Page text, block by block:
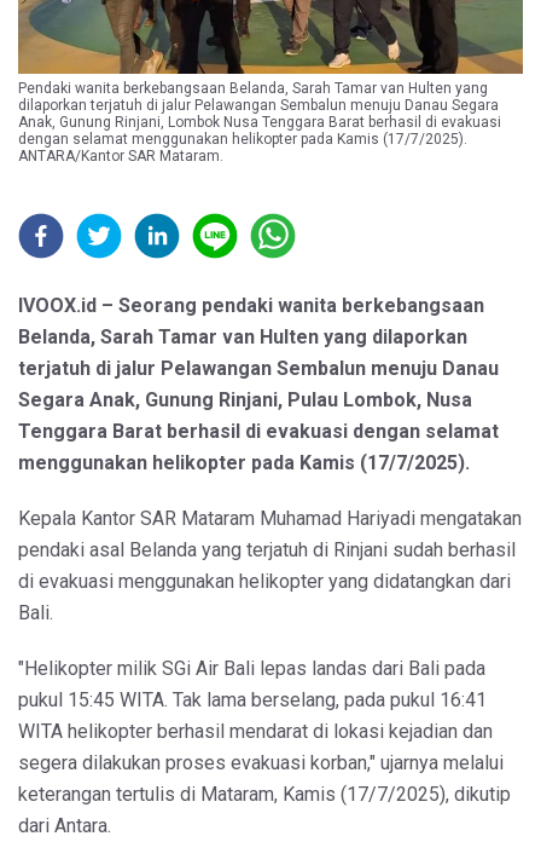
Pendaki wanita berkebangsaan Belanda, Sarah Tamar van Hulten yang
dilaporkan terjatuh di jalur Pelawangan Sembalun menuju Danau Segara
Anak, Gunung Rinjani, Lombok Nusa Tenggara Barat berhasil di evakuasi
dengan selamat menggunakan helikopter pada Kamis (17/7/2025).
ANTARA/Kantor SAR Mataram.
IVOOX.id – Seorang pendaki wanita berkebangsaan
Belanda, Sarah Tamar van Hulten yang dilaporkan
terjatuh di jalur Pelawangan Sembalun menuju Danau
Segara Anak, Gunung Rinjani, Pulau Lombok, Nusa
Tenggara Barat berhasil di evakuasi dengan selamat
menggunakan helikopter pada Kamis (17/7/2025).
Kepala Kantor SAR Mataram Muhamad Hariyadi mengatakan
pendaki asal Belanda yang terjatuh di Rinjani sudah berhasil
di evakuasi menggunakan helikopter yang didatangkan dari
Bali.
"Helikopter milik SGi Air Bali lepas landas dari Bali pada
pukul 15:45 WITA. Tak lama berselang, pada pukul 16:41
WITA helikopter berhasil mendarat di lokasi kejadian dan
segera dilakukan proses evakuasi korban," ujarnya melalui
keterangan tertulis di Mataram, Kamis (17/7/2025), dikutip
dari Antara.